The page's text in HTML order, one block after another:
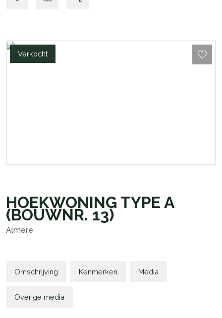
Verkocht
HOEKWONING TYPE A
(BOUWNR. 13)
Almere
Omschrijving Kenmerken Media
Overige media